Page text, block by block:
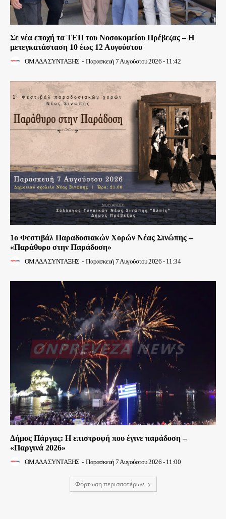
Σε νέα εποχή τα ΤΕΠ του Νοσοκομείου Πρέβεζας – Η
μετεγκατάσταση 10 έως 12 Αυγούστου
ΟΜΑΔΑ ΣΥΝΤΑΞΗΣ - Παρασκευή 7 Αυγούστου 2026 - 11:42
1ο Φεστιβάλ Παραδοσιακών Χορών Νέας Σινώπης –
«Παράθυρο στην Παράδοση»
ΟΜΑΔΑ ΣΥΝΤΑΞΗΣ - Παρασκευή 7 Αυγούστου 2026 - 11:34
Δήμος Πάργας: Η επιστροφή που έγινε παράδοση –
«Παργινά 2026»
ΟΜΑΔΑ ΣΥΝΤΑΞΗΣ - Παρασκευή 7 Αυγούστου 2026 - 11:00
Φόρτωση περισσοτέρων